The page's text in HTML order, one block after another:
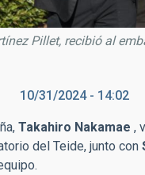
Pillet, recibió al
10/31/2024 - 14:02
Takahiro Nakamae ,
del Teide, junto con